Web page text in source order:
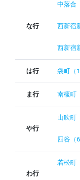
な行
中落合
西新宿
西新宿
は行 袋町（1
ま行 南榎町
や行
山吹町
四谷（6
わ行
若松町